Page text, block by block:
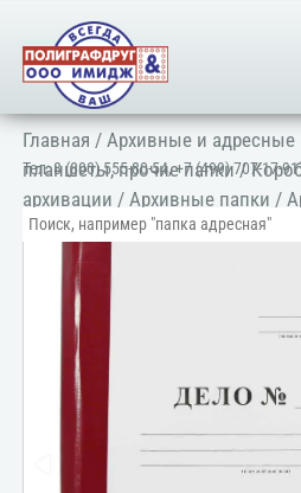
Тел:8 (800) 555-80-54,+7 (499) 707-17-91
Главная /Архивные и адресные
планшеты, прочие папки/
архивации /Архивные папки /